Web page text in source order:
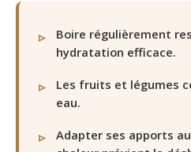
Boire régulièrement
hydratation efficace.
Les fruits et légumes
eau.
Adapter ses apports